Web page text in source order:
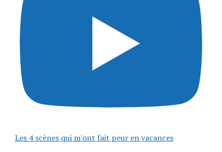
Les 4 scènes qui m'ont fait peur en vacances